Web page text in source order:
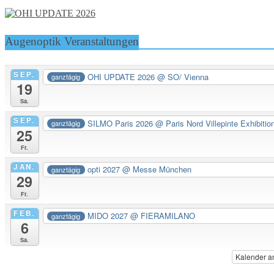
Augenoptik Veranstaltungen
SEP.
19
Sa.
ganztägig OHI UPDATE 2026@ SO/ Vienna
SEP.
25
Fr.
ganztägig SILMO Paris 2026@ Paris Nord Villepinte
JAN.
29
Fr.
ganztägig opti 2027@ Messe München
FEB.
6
Sa.
ganztägig MIDO 2027@ FIERAMILANO
Kalender